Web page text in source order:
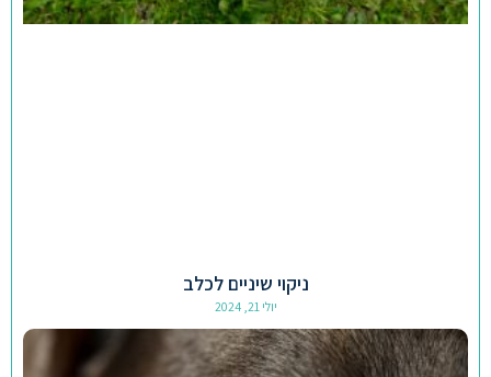
ניקוי שיניים לכלב
יולי 21, 2024